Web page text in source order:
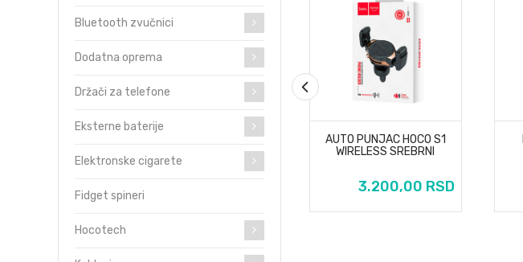
Bluetooth zvučnici
Dodatna oprema
Držači za telefone
Eksterne baterije
Elektronske cigarete
Fidget spineri
Hocotech
AUTO PUNJAC HOCO S1
WIRELESS SREBRNI
3.200,00 RSD